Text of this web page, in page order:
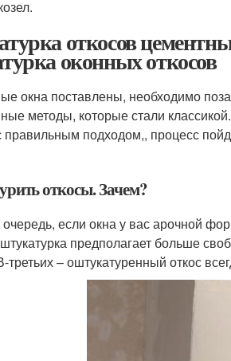
откосов
оконных откосов
окна поставлены, необходимо
методы, которые стали
правильным подходом,, процесс
откосы. Зачем?
если окна у вас арочной
предполагает больше
третьих – оштукатуренный откос